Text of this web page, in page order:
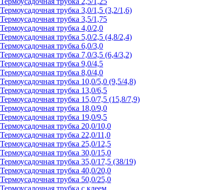
Термоусадочная трубка 3,0/1,5 (3,2/1,6)
Термоусадочная трубка 3,5/1,75
Термоусадочная трубка 4,0/2,0
Термоусадочная трубка 5,0/2,5 (4,8/2,4)
Термоусадочная трубка 6,0/3,0
Термоусадочная трубка 7,0/3,5 (6,4/3,2)
Термоусадочная трубка 9,0/4,5
Термоусадочная трубка 8,0/4,0
Термоусадочная трубка 10,0/5,0 (9,5/4,8)
Термоусадочная трубка 13,0/6,5
Термоусадочная трубка 15,0/7,5 (15,8/7,9)
Термоусадочная трубка 18,0/9,0
Термоусадочная трубка 19,0/9,5
Термоусадочная трубка 20,0/10,0
Термоусадочная трубка 22,0/11,0
Термоусадочная трубка 25,0/12,5
Термоусадочная трубка 30,0/15,0
Термоусадочная трубка 35,0/17,5 (38/19)
Термоусадочная трубка 40,0/20,0
Термоусадочная трубка 50,0/25,0
Термоусадочная трубка с клеем